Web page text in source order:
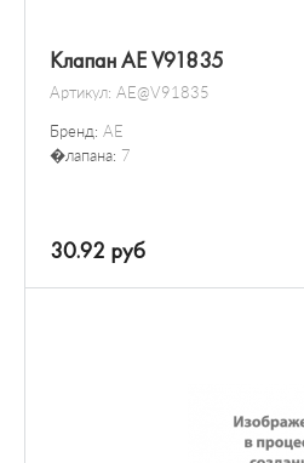
Клапан AE V91835
Артикул: AE@V91835
Бренд: AE
�лапана: 7
30.92 руб